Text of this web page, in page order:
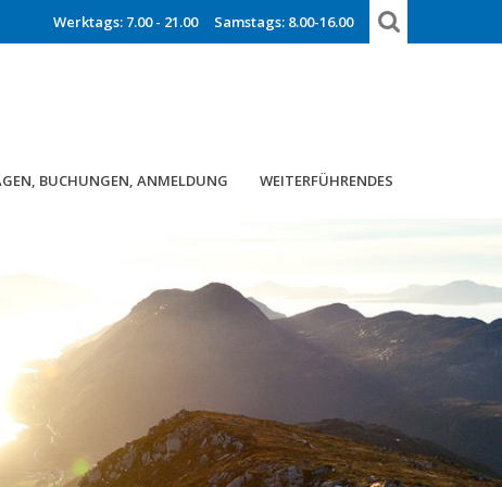
Werktags: 7.00 - 21.00 Samstags: 8.00-16.00
BUCHUNGEN, ANMELDUNG WEITERFÜHRENDES